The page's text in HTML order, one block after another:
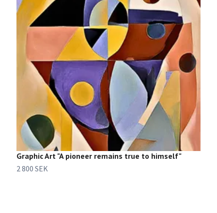
Graphic Art "A pioneer remains true to himself"
2 800 SEK